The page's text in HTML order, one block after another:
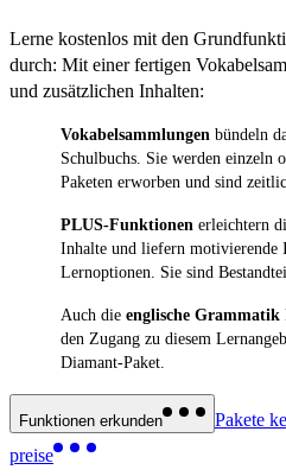
Lerne kostenlos mit den
durch: Mit einer fertigen
und zusätzlichen Inhalten:
Vokabelsammlungen bündeln
Schulbuchs. Sie werden einzeln
Paketen erworben und sind
PLUS-Funktionen erleichtern
Inhalte und liefern motivierende
Lernoptionen. Sie sind
Auch dieenglische Grammatik
den Zugang zu diesem
Diamant-Paket.
Funktionen erkunden Pakete
preise